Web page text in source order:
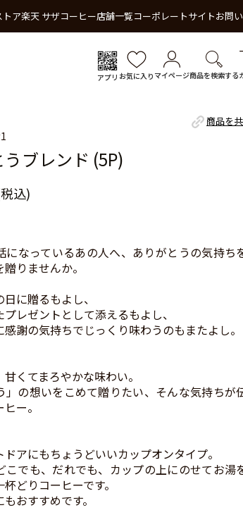
ア楽天 サザコーヒー店舗一覧コーポレートサイトお問
アプリ お気に入り マイページ商品を検索する
商品を
ブレンド (5P)
込)
になっているあの人へ、ありがとうの気持ち
りませんか。
に贈るもよし、
レゼントとして添えるもよし、
感謝の気持ちでじっくり味わうのもまたよし。
くてまろやかな味わい。
」の想いをこめて贈りたい、そんな気持ちが
ー。
アにもちょうどいいカップオンタイプ。
こでも、だれでも、カップの上にのせてお湯
どりコーヒーです。
おすすめです。